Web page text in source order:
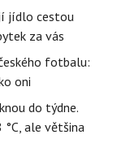
jídlo cestou
za vás
fotbalu:
oni
do týdne.
ale většina